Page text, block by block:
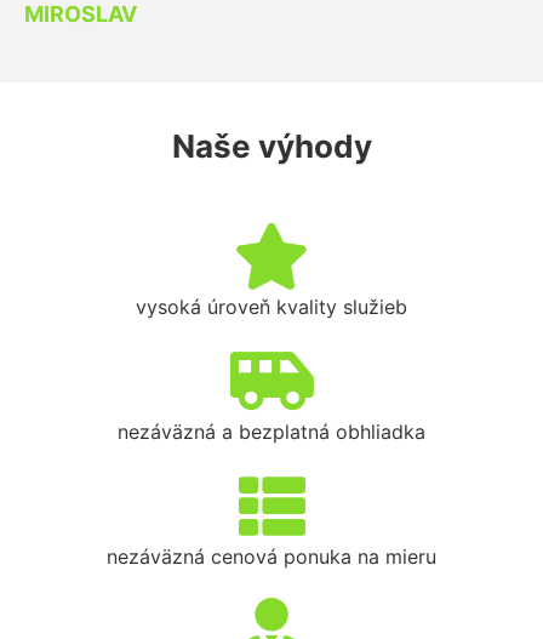
MIROSLAV
Naše výhody
vysoká úroveň kvality služieb
nezáväzná a bezplatná obhliadka
nezáväzná cenová ponuka na mieru